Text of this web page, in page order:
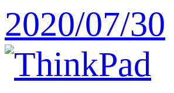
2020/07/30